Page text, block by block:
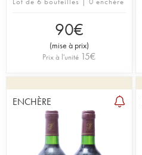
90€
(mise à prix)
Prix à l'unité 15€
ENCHÈRE